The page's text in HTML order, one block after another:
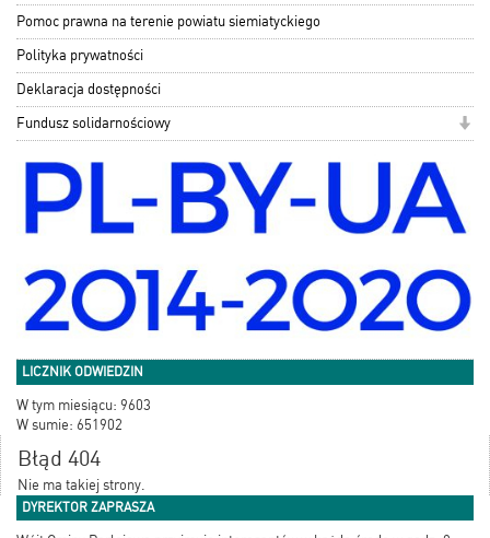
Pomoc prawna na terenie powiatu siemiatyckiego
Polityka prywatności
Deklaracja dostępności
Fundusz solidarnościowy
LICZNIK ODWIEDZIN
W tym miesiącu: 9603
W sumie: 651902
Błąd 404
Nie ma takiej strony.
DYREKTOR ZAPRASZA